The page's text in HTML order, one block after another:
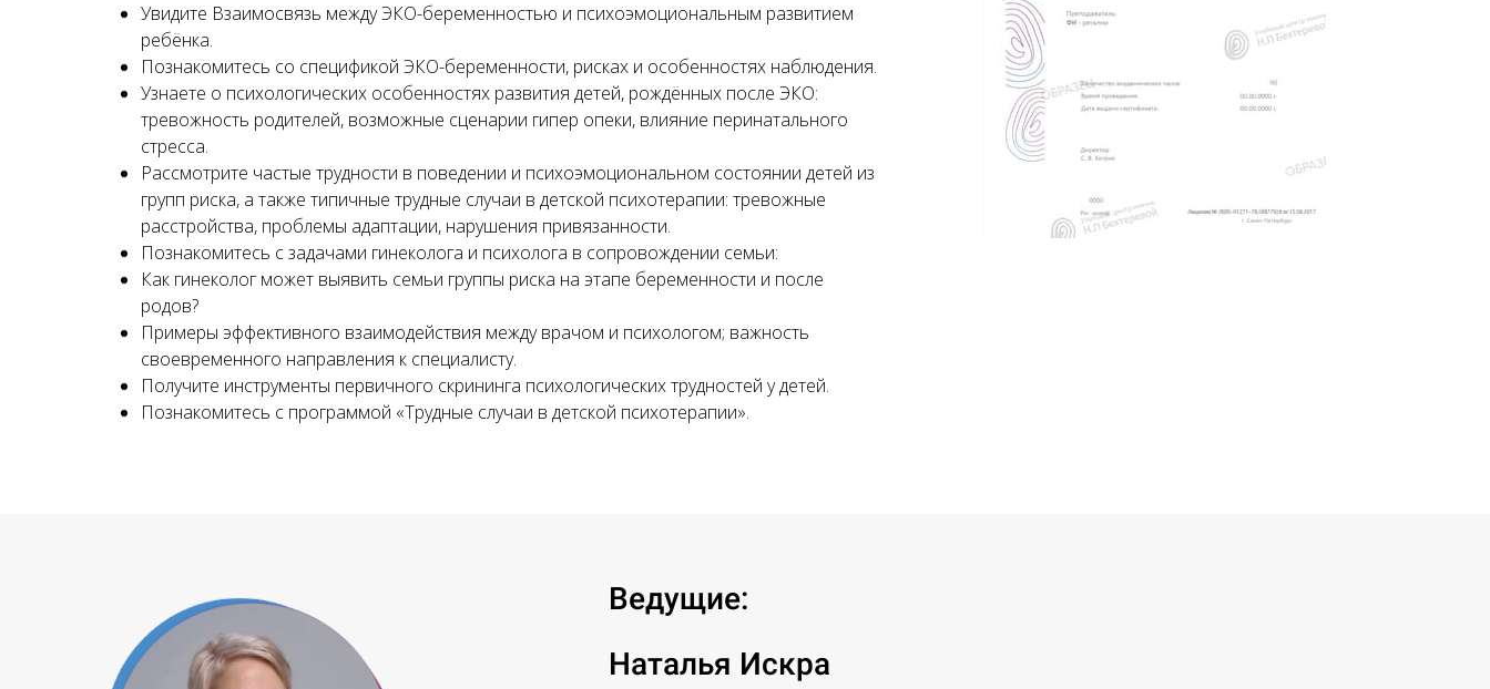
Увидите Взаимосвязь между ЭКО-беременностью и психоэмоциональным развитием
ребёнка.
Познакомитесь со спецификой ЭКО-беременности, рисках и особенностях наблюдения.
Узнаете о психологических особенностях развития детей, рождённых после ЭКО:
тревожность родителей, возможные сценарии гипер опеки, влияние перинатального
стресса.
Рассмотрите частые трудности в поведении и психоэмоциональном состоянии детей из
групп риска, а также типичные трудные случаи в детской психотерапии: тревожные
расстройства, проблемы адаптации, нарушения привязанности.
Познакомитесь с задачами гинеколога и психолога в сопровождении семьи:
Как гинеколог может выявить семьи группы риска на этапе беременности и после
родов?
Примеры эффективного взаимодействия между врачом и психологом; важность
своевременного направления к специалисту.
Получите инструменты первичного скрининга психологических трудностей у детей.
Познакомитесь с программой «Трудные случаи в детской психотерапии».
Ведущие:
Наталья Искра